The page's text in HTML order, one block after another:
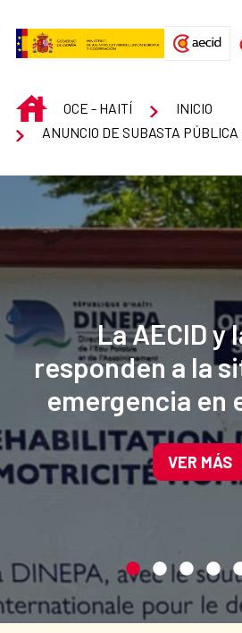
INICIOOCE - HAITÍ
INICIO
ANUNCIO DE SUBASTA PÚBLICA
La AECID y
responden a la
emergencia en
de Haití para
acceso alVER MÁS